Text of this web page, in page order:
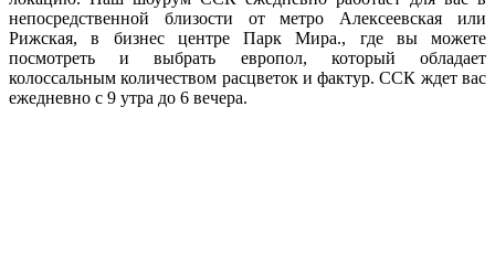
непосредственной близости от метро Алексеевская или
Рижская, в бизнес центре Парк Мира., где вы можете
посмотреть и выбрать европол, который обладает
колоссальным количеством расцветок и фактур. ССК ждет вас
ежедневно с 9 утра до 6 вечера.